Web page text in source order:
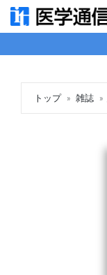
トップ 雑誌